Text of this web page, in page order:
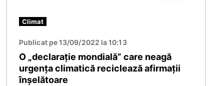
Climat
Publicat pe 13/09/2022 la 10:13
O „declarație mondială” care neagă
urgența climatică reciclează afirmații
înșelătoare